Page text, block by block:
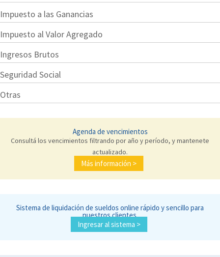
Impuesto a las Ganancias
Impuesto al Valor Agregado
Ingresos Brutos
Seguridad Social
Otras
Agenda de vencimientos
Consultá los vencimientos filtrando por año y período, y mantenete
actualizado.
Más información >
Sistema de liquidación de sueldos online rápido y sencillo para
nuestros clientes.
Ingresar al sistema >